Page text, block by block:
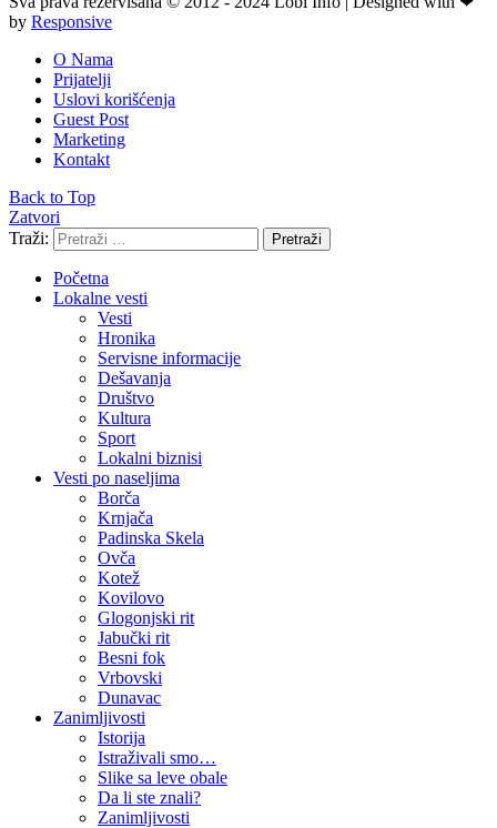
by Responsive
O Nama
Prijatelji
Uslovi korišćenja
Guest Post
Marketing
Kontakt
Back to Top
Zatvori
Traži:
Pretraži
Početna
Lokalne vesti
Vesti
Hronika
Servisne informacije
Dešavanja
Društvo
Kultura
Sport
Lokalni biznisi
Vesti po naseljima
Borča
Krnjača
Padinska Skela
Ovča
Kotež
Kovilovo
Glogonjski rit
Jabučki rit
Besni fok
Vrbovski
Dunavac
Zanimljivosti
Istorija
Istraživali smo…
Slike sa leve obale
Da li ste znali?
Zanimljivosti